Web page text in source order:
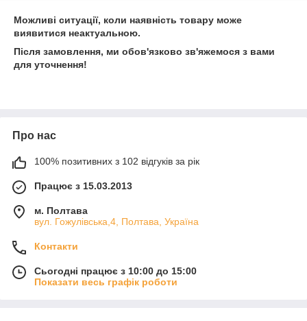
Можливі ситуації, коли наявність товару може
виявитися неактуальною.
Після замовлення, ми обов'язково зв'яжемося з вами
для уточнення!
Про нас
100% позитивних з 102 відгуків за рік
Працює з 15.03.2013
м. Полтава
вул. Гожулівська,4, Полтава, Україна
Контакти
Сьогодні працює з 10:00 до 15:00
Показати весь графік роботи